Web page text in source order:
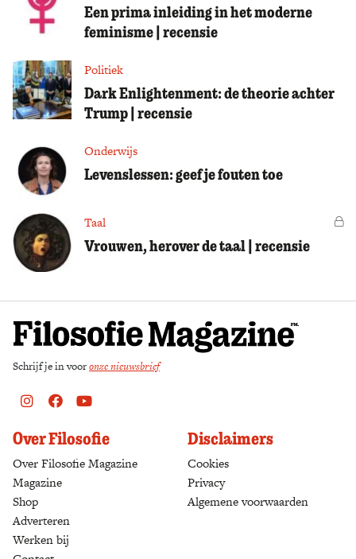
Een prima inleiding in het moderne
feminisme | recensie
Politiek
Dark Enlightenment: de theorie achter
Trump | recensie
Onderwijs
Levenslessen: geef je fouten toe
Taal
Vrouwen, herover de taal | recensie
Schrijf je in vooronze nieuwsbrief
Instagram
FacebookYoutube
Over Filosofie
Over Filosofie Magazine
Magazine
Shop
Adverteren
Werken bij
Disclaimers
Cookies
Privacy
Algemene voorwaarden